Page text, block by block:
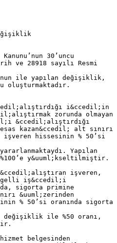
30’uncu
ve 28918 sayılı Resmi
ile yapılan değişiklik,
oluşturmaktadır.
i&ccedil;in
zorunda olmayan
&ccedil;alıştırdığı
kazan&ccedil; alt sınırı
işveren hissesinin % 50’si
Yapılan
y&uuml;kseltilmiştir.
işveren,
iş&ccedil;i
sigorta primine
&uuml;zerinden
% 50’si oranında sigorta
değişiklik ile %50 oranı,
belgesinden